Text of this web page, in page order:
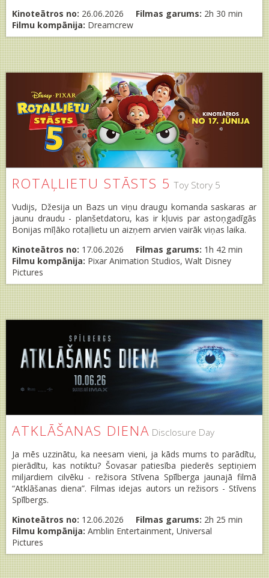
Kinoteātros no: 26.06.2026 Filmas garums: 2h 30 min
Filmu kompānija: Dreamcrew
ROTAĻLIETU STĀSTS 5 Toy Story 5
Vudijs, Džesija un Bazs un viņu draugu komanda saskaras ar
jaunu draudu - planšetdatoru, kas ir kļuvis par astoņgadīgās
Bonijas mīļāko rotaļlietu un aizņem arvien vairāk viņas laika.
Kinoteātros no: 17.06.2026 Filmas garums: 1h 42 min
Filmu kompānija: Pixar Animation Studios, Walt Disney
Pictures
ATKLĀŠANAS DIENA Disclosure Day
Ja mēs uzzinātu, ka neesam vieni, ja kāds mums to parādītu,
pierādītu, kas notiktu? Šovasar patiesība piederēs septiņiem
miljardiem cilvēku - režisora Stīvena Spīlberga jaunajā filmā
“Atklāšanas diena”. Filmas idejas autors un režisors - Stīvens
Spīlbergs.
Kinoteātros no: 12.06.2026 Filmas garums: 2h 25 min
Filmu kompānija: Amblin Entertainment, Universal
Pictures